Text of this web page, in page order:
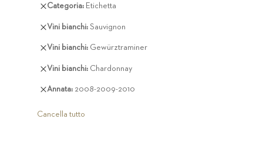
articolo
Categoria Etichetta
Rimuovi
articolo
Vini bianchi Sauvignon
Rimuovi
articolo
Vini bianchi Gewürztraminer
Rimuovi
articolo
Vini bianchi Chardonnay
Rimuovi
articolo
Annata 2008-2009-2010
Rimuovi
articolo
Cancella tutto